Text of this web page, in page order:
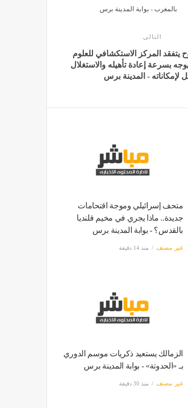
بالمغرب - بوابة المدينة برس
التالى
المركز الاستكشافي للعلوم
بسرعة إعادة تأهيله والاستغلال
لإمكاناته - المدينة برس
متحف إسرائيلي وموجة اقتحامات
جديدة.. ماذا يجري في مخيم قلنديا
بالقدس؟ - بوابة المدينة برس
غير مصنف منذ 14 دقيقة
الزمالك يستعيد ذكريات موسم الدوري
بـ «الحدوتة» - بوابة المدينة برس
غير مصنف منذ 30 دقيقة